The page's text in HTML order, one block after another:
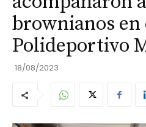
brownianos en
Polideportivo
18/08/2023